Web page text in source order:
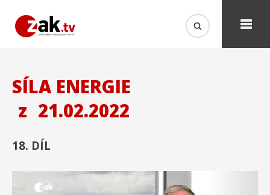
SÍLA ENERGIE
z 21.02.2022
18. DÍL